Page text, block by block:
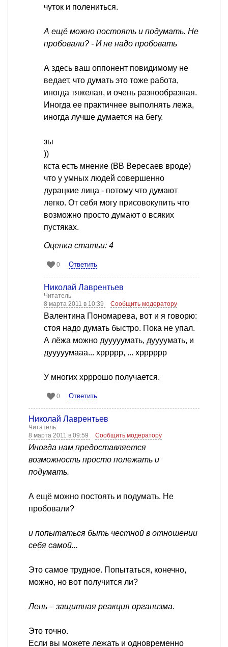
чуток и полениться.
А ещё можно постоять и подумать. Не
пробовали? - И не надо пробовать
А здесь ваш оппонент повидимому не
ведает, что думать это тоже работа,
иногда тяжелая, и очень разнообразная.
Иногда ее практичнее выполнять лежа,
иногда лучше думается на бегу.
зы
))
кста есть мнение (ВВ Вересаев вроде)
что у умных людей совершенно
дурацкие лица - потому что думают
легко. От себя могу присовокупить что
возможно просто думают о всяких
пустяках.
Оценка статьи: 4
0 Ответить
Николай Лаврентьев
Читатель
8 марта 2011 в 10:39
Сообщить модератору
Валентина Пономарева, вот и я говорю:
стоя надо думать быстро. Пока не упал.
А лёжа можно дууууумать, дуууумать, и
дууууумааа... хррррр, ... хрррррр
У многих хрррошо получается.
0 Ответить
Николай Лаврентьев
Читатель
8 марта 2011 в 09:59
Сообщить модератору
Иногда нам предоставляется
возможность просто полежать и
подумать.
А ещё можно постоять и подумать. Не
пробовали?
и попытаться быть честной в отношении
себя самой...
Это самое трудное. Попытаться, конечно,
можно, но вот получится ли?
Лень – защитная реакция организма.
Это точно.
Если вы можете лежать и одновременно